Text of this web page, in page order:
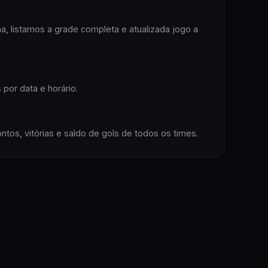
listamos a grade completa e atualizada jogo a
data e horário.
vitórias e saldo de gols de todos os times.